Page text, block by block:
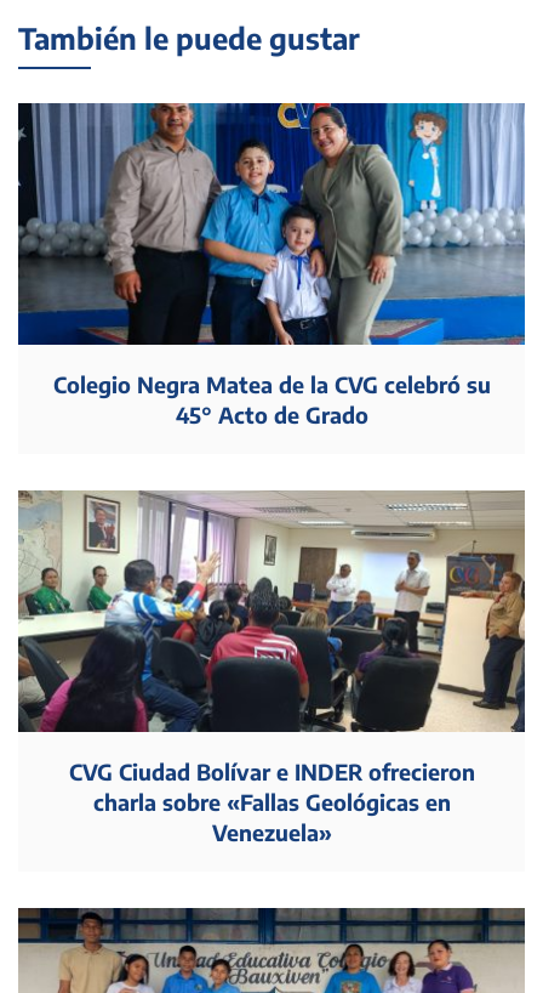
También le puede gustar
Colegio Negra Matea de la CVG celebró su
45° Acto de Grado
CVG Ciudad Bolívar e INDER ofrecieron
charla sobre «Fallas Geológicas en
Venezuela»